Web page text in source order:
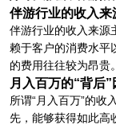
伴游行业的收入来
伴游行业的收入来源
赖于客户的消费水平
的费用往往较为昂贵
月入百万的“背后”
所谓“月入百万”的收
先，能够获得如此高